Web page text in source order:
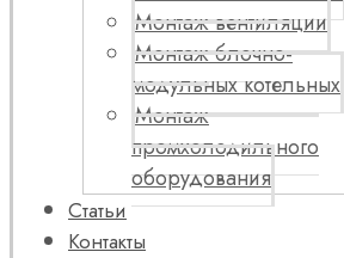
Монтаж вентиляции
Монтаж блочно-
модульных котельных
Монтаж
промхолодильного
оборудования
Статьи
Контакты